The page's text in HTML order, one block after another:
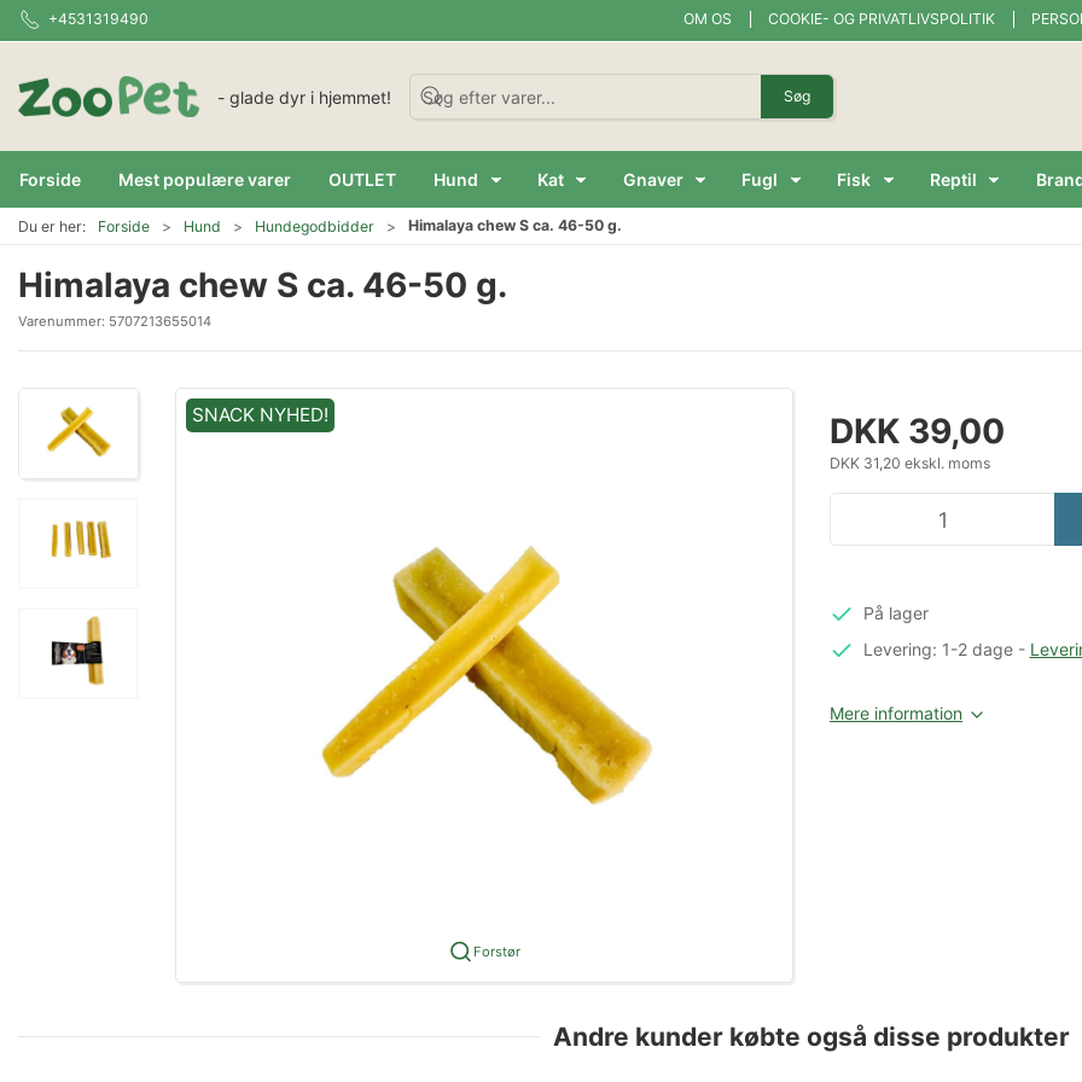
+4531319490 OM OS COOKIE- OG PRIVATLIVSPOLITIK
- glade dyr i hjemmet! Søg
Forside Mest populære varer OUTLET Hund Kat Gnaver Fugl Fisk Reptil
Du er her: Forside Hund Hundegodbidder Himalaya chew S ca. 46-50 g.
Himalaya chew S ca. 46-50 g.
Varenummer: 5707213655014
SNACK NYHED!
Forstør
DKK 39,00
DKK 31,20 ekskl. moms
På lager
Levering: 1-2 dage-
Mere information
Andre kunder købte også disse produkter